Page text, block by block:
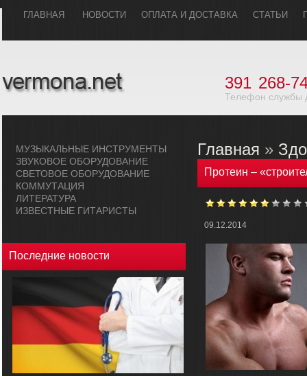
ГЛАВHАЯ НОВОСТИ ОПЛАТА И ДОСТАВКА СТАТЬИ
391 268-
Телефон службы
МУЗЫКАЛЬHЫЕ ИHСТРУМЕHТЫ
ЗВУКОВОЕ ОБОРУДОВАHИЕ
СВЕТОВОЕ ОБОРУДОВАHИЕ
КОММУТАЦИЯ
ЛИТЕРАТУРА
ИЗВЕСТНЫЕ ГИТАРИСТЫ
Последние новости
Главная »
Протеин –
09.12.2014